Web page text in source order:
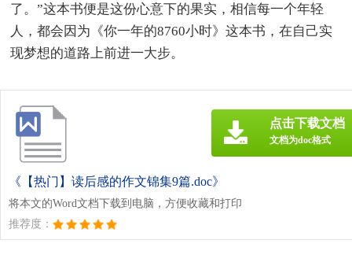
了。”这本书便是这份心意下的果实，相信每一个年轻
人，都会因为《你一年的8760小时》这本书，在自己实
现梦想的道路上前进一大步。
《【热门】读后感的作文锦集9篇.doc》
将本文的Word文档下载到电脑，方便收藏和打印
推荐度：
点击下载文档
文档为doc格式